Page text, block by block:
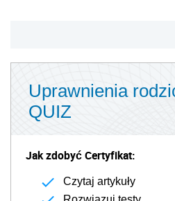
Uprawnienia
QUIZ
Jak zdobyć Certyfikat:
Czytaj artykuły